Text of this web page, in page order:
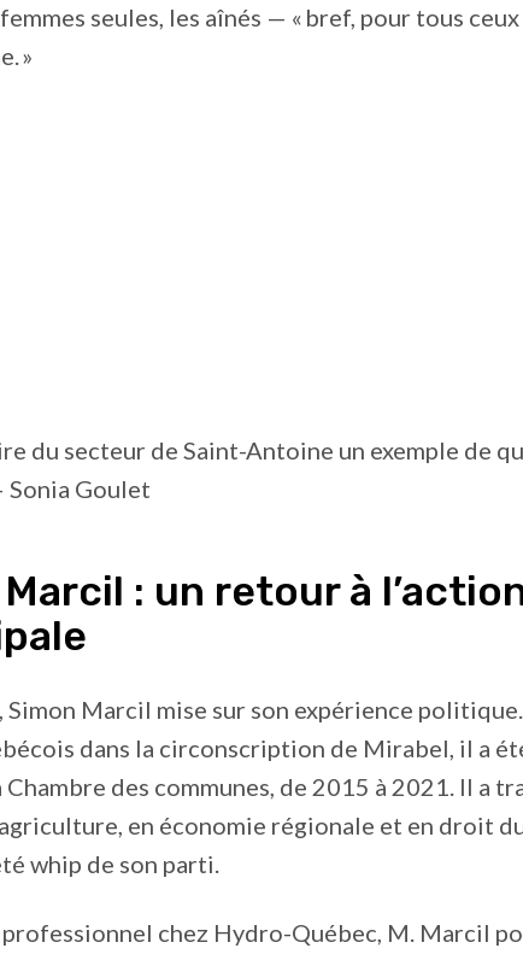
seules, les aînés — « bref, pour tous
»
du secteur de Saint-Antoine un exemple de
Sonia Goulet
: un retour à
Simon Marcil mise sur son expérience
dans la circonscription de Mirabel, il a
Chambre des communes, de 2015 à 2021. Il a
en économie régionale et en droit
whip de son parti.
chez Hydro-Québec, M. Marcil